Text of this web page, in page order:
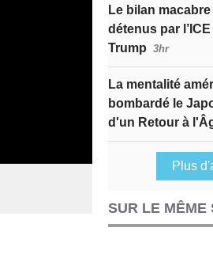
Le bilan
détenus par
Trump 3hr
La mentalité
bombardé le
d'un Retour à
Plus
SUR LE MÊME